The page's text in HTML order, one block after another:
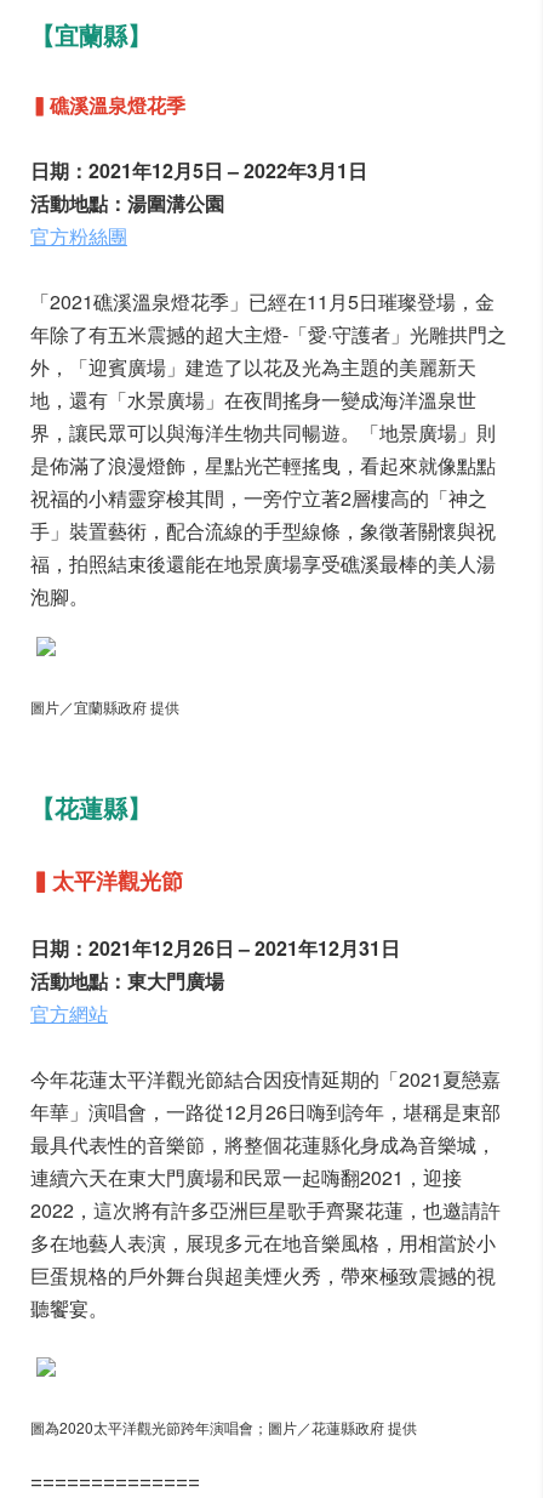
【宜蘭縣】
▍礁溪溫泉燈花季
日期：2021年12月5日 – 2022年3月1日
活動地點：湯圍溝公園
官方粉絲團
「2021礁溪溫泉燈花季」已經在11月5日璀璨登場，金
年除了有五米震撼的超大主燈-「愛·守護者」光雕拱門之
外，「迎賓廣場」建造了以花及光為主題的美麗新天
地，還有「水景廣場」在夜間搖身一變成海洋溫泉世
界，讓民眾可以與海洋生物共同暢遊。「地景廣場」則
是佈滿了浪漫燈飾，星點光芒輕搖曳，看起來就像點點
祝福的小精靈穿梭其間，一旁佇立著2層樓高的「神之
手」裝置藝術，配合流線的手型線條，象徵著關懷與祝
福，拍照結束後還能在地景廣場享受礁溪最棒的美人湯
泡腳。
圖片／宜蘭縣政府 提供
【花蓮縣】
▍太平洋觀光節
日期：2021年12月26日 – 2021年12月31日
活動地點：東大門廣場
官方網站
今年花蓮太平洋觀光節結合因疫情延期的「2021夏戀嘉
年華」演唱會，一路從12月26日嗨到誇年，堪稱是東部
最具代表性的音樂節，將整個花蓮縣化身成為音樂城，
連續六天在東大門廣場和民眾一起嗨翻2021，迎接
2022，這次將有許多亞洲巨星歌手齊聚花蓮，也邀請許
多在地藝人表演，展現多元在地音樂風格，用相當於小
巨蛋規格的戶外舞台與超美煙火秀，帶來極致震撼的視
聽饗宴。
圖為2020太平洋觀光節跨年演唱會；圖片／花蓮縣政府 提供
==============